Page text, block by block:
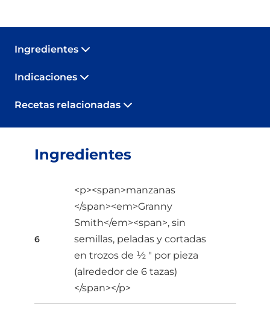
Ingredientes
Indicaciones
Recetas relacionadas
Ingredientes
6
<p><span>manzanas
</span><em>Granny
Smith</em><span>, sin
semillas, peladas y cortadas
en trozos de ½ " por pieza
(alrededor de 6 tazas)
</span></p>